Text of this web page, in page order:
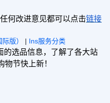
何改进意见都可以点击链接
版） | Ins服务分类
的选品信息，了解了各大站
物节快上新！